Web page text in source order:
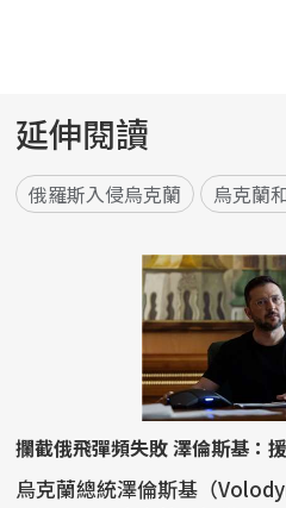
延伸閱讀
俄羅斯入侵烏克蘭 烏克蘭
攔截俄飛彈頻失敗 澤倫斯基：
烏克蘭總統澤倫斯基（